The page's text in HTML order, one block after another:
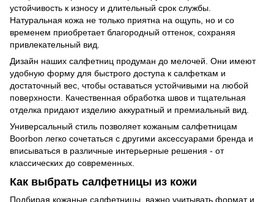
устойчивость к износу и длительный срок службы.
Натуральная кожа не только приятна на ощупь, но и со
временем приобретает благородный оттенок, сохраняя
привлекательный вид.
Дизайн наших салфетниц продуман до мелочей. Они имеют
удобную форму для быстрого доступа к салфеткам и
достаточный вес, чтобы оставаться устойчивыми на любой
поверхности. Качественная обработка швов и тщательная
отделка придают изделию аккуратный и премиальный вид.
Универсальный стиль позволяет кожаным салфетницам
Boorbon легко сочетаться с другими аксессуарами бренда и
вписываться в различные интерьерные решения - от
классических до современных.
Как выбрать салфетницы из кожи
Подбирая кожаные салфетницы, важно учитывать формат и